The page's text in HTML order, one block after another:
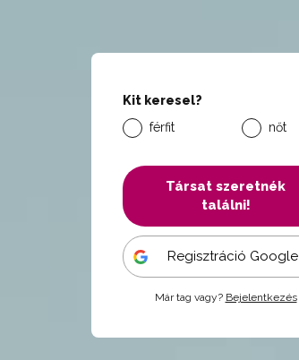
Kit keresel?
férfit
nőt
Társat szeretnék
találni!
Regisztráció Google
Már tag vagy? Bejelentkezés